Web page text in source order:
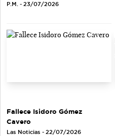
P.M. - 23/07/2026
Fallece Isidoro Gómez
Cavero
Las Noticias - 22/07/2026